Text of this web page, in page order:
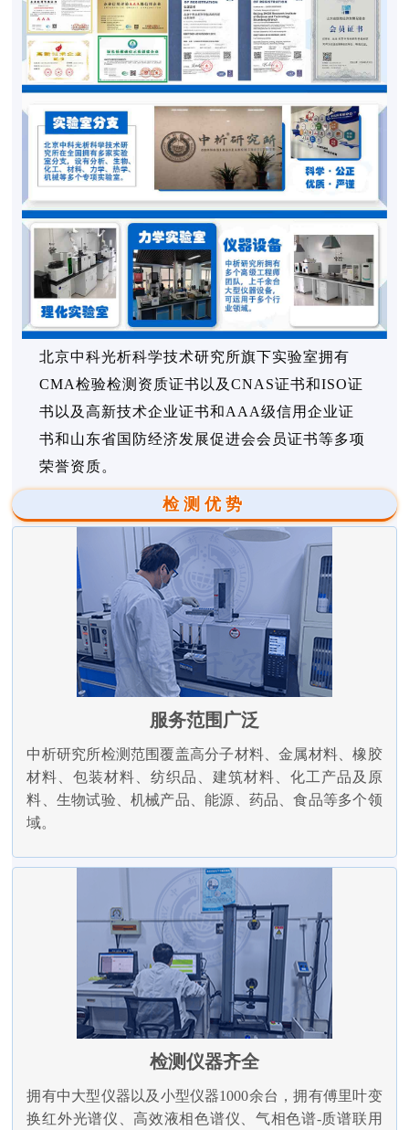
北京中科光析科学技术研究所旗下实验室拥有
CMA检验检测资质证书以及CNAS证书和ISO证
书以及高新技术企业证书和AAA级信用企业证
书和山东省国防经济发展促进会会员证书等多项
荣誉资质。
检测优势
服务范围广泛
中析研究所检测范围覆盖高分子材料、金属材料、橡胶
材料、包装材料、纺织品、建筑材料、化工产品及原
料、生物试验、机械产品、能源、药品、食品等多个领
域。
检测仪器齐全
拥有中大型仪器以及小型仪器1000余台，拥有傅里叶变
换红外光谱仪、高效液相色谱仪、气相色谱-质谱联用